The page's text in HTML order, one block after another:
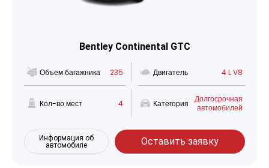
Bentley Continental GTC
Объем багажника 235 Двигатель 4 L V8
Кол-во мест 4 Категория
Долгосрочная
автомобилей
Информация об
автомобиле
Оставить заявку